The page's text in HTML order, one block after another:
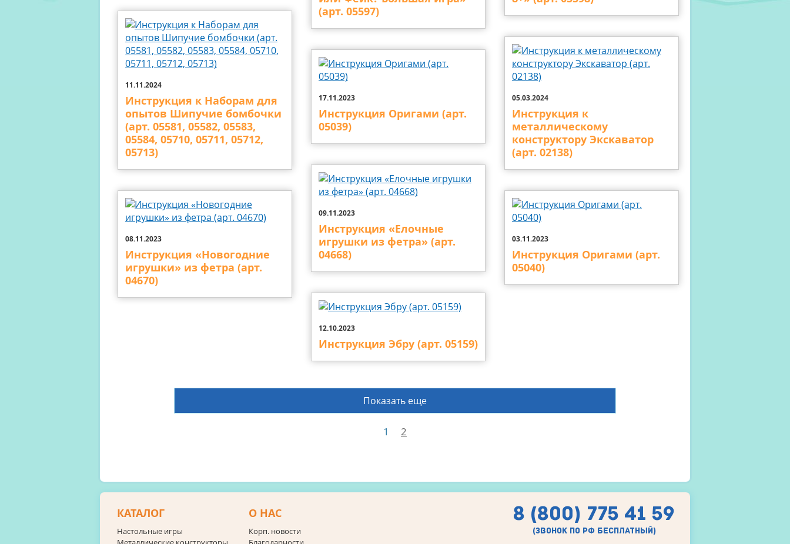
(арт. 05597)
11.11.2024
Инструкция к Наборам для
опытов Шипучие бомбочки
(арт. 05581, 05582, 05583,
05584, 05710, 05711, 05712,
05713)
05.03.2024
Инструкция к
металлическому
конструктору Экскаватор
(арт. 02138)
17.11.2023
Инструкция Оригами (арт.
05039)
09.11.2023
Инструкция «Елочные
игрушки из фетра» (арт.
04668)
08.11.2023
Инструкция «Новогодние
игрушки» из фетра (арт.
04670)
03.11.2023
Инструкция Оригами (арт.
05040)
12.10.2023
Инструкция Эбру (арт. 05159)
Показать еще
1 2
КАТАЛОГ
Настольные игры
О НАС
Корп. новости
8 (800) 775 41 59
(звонок по рф бесплатный)